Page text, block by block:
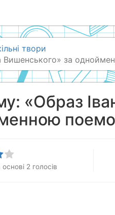
твори
Вишенського» за
«Образ
2 голосів